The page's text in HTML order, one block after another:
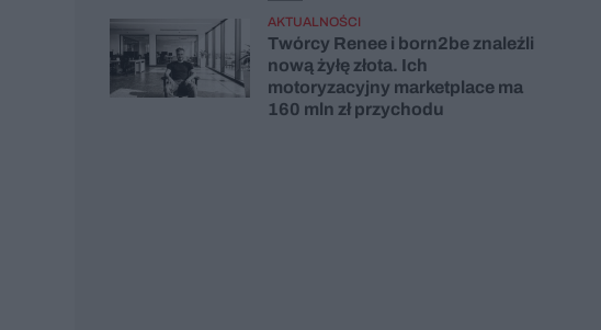
AKTUALNOŚCI
Twórcy Renee i born2be znaleźli
nową żyłę złota. Ich
motoryzacyjny marketplace ma
160 mln zł przychodu